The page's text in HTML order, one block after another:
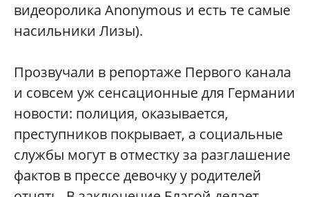
видеоролика Anonymous и есть те самые
насильники Лизы).
Прозвучали в репортаже Первого канала
и совсем уж сенсационные для Германии
новости: полиция, оказывается,
преступников покрывает, а социальные
службы могут в отместку за разглашение
фактов в прессе девочку у родителей